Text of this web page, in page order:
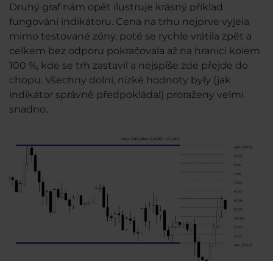
Druhý graf nám opět ilustruje krásný příklad
fungování indikátoru. Cena na trhu nejprve vyjela
mimo testované zóny, poté se rychle vrátila zpět a
celkem bez odporu pokračovala až na hranici kolem
100 %, kde se trh zastavil a nejspíše zde přejde do
chopu. Všechny dolní, nízké hodnoty byly (jak
indikátor správně předpokládal) proraženy velmi
snadno.